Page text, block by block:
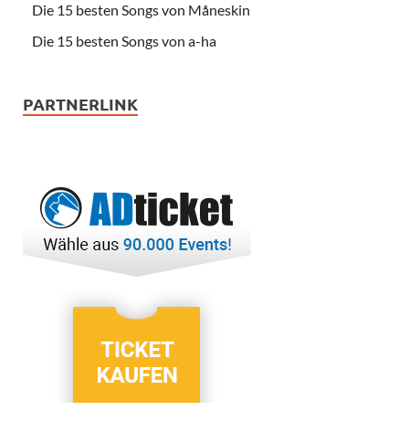
Die 15 besten Songs von Måneskin
Die 15 besten Songs von a-ha
PARTNERLINK